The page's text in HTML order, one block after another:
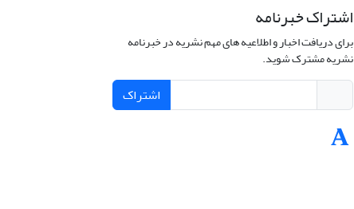
اشتراک خبرنامه
برای دریافت اخبار و اطلاعیه های مهم نشریه در خبرنامه
نشریه مشترک شوید.
اشتراک